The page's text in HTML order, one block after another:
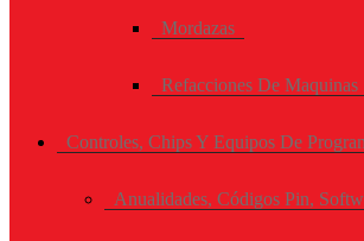
Mordazas
Refacciones De Maquinas
Controles, Chips Y Equipos De
Anualidades, Códigos Pin,